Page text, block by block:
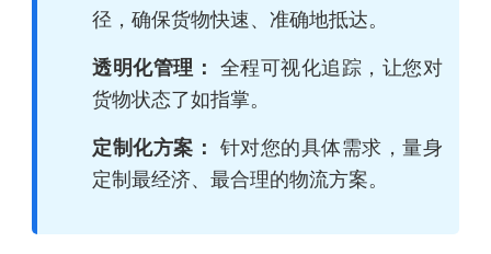
径，确保货物快速、准确地抵达。
透明化管理： 全程可视化追踪，让您对
货物状态了如指掌。
定制化方案： 针对您的具体需求，量身
定制最经济、最合理的物流方案。